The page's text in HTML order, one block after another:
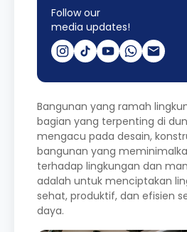
Follow our
media updates!
Bangunan yang ramah
bagian yang terpenting di
mengacu pada desain,
bangunan yang
terhadap lingkungan dan
adalah untuk menciptakan
sehat, produktif, dan efisien
daya.